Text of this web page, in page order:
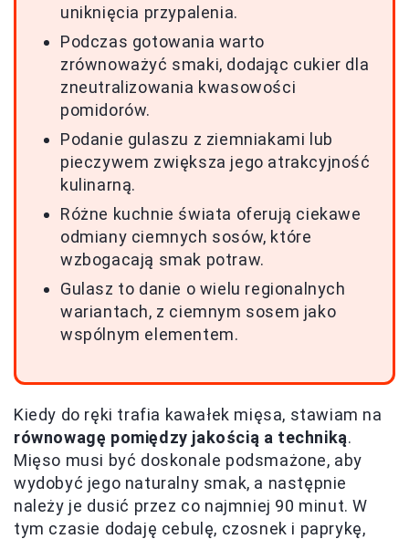
uniknięcia przypalenia.
Podczas gotowania warto
zrównoważyć smaki, dodając cukier dla
zneutralizowania kwasowości
pomidorów.
Podanie gulaszu z ziemniakami lub
pieczywem zwiększa jego atrakcyjność
kulinarną.
Różne kuchnie świata oferują ciekawe
odmiany ciemnych sosów, które
wzbogacają smak potraw.
Gulasz to danie o wielu regionalnych
wariantach, z ciemnym sosem jako
wspólnym elementem.
Kiedy do ręki trafia kawałek mięsa, stawiam na
równowagę pomiędzy jakością a techniką.
Mięso musi być doskonale podsmażone, aby
wydobyć jego naturalny smak, a następnie
należy je dusić przez co najmniej 90 minut. W
tym czasie dodaję cebulę, czosnek i paprykę,